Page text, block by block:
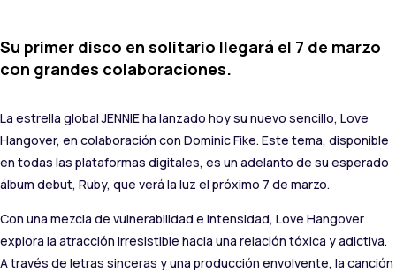
Su primer disco en solitario llegará el 7 de marzo
con grandes colaboraciones.
La estrella global JENNIE ha lanzado hoy su nuevo sencillo, Love
Hangover, en colaboración con Dominic Fike. Este tema, disponible
en todas las plataformas digitales, es un adelanto de su esperado
álbum debut, Ruby, que verá la luz el próximo 7 de marzo.
Con una mezcla de vulnerabilidad e intensidad, Love Hangover
explora la atracción irresistible hacia una relación tóxica y adictiva.
A través de letras sinceras y una producción envolvente, la canción